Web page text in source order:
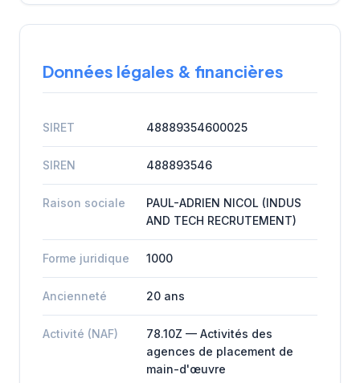
Données légales & financières
SIRET 48889354600025
SIREN 488893546
Raison sociale
PAUL-ADRIEN NICOL (INDUS
AND TECH RECRUTEMENT)
Forme juridique 1000
Ancienneté 20 ans
Activité (NAF)
78.10Z — Activités des
agences de placement de
main-d'œuvre